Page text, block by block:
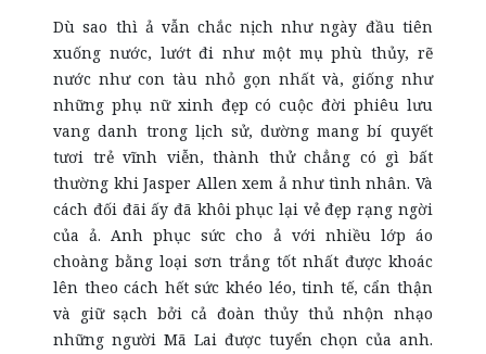
Dù sao thì ả vẫn chắc nịch như ngày đầu tiên
xuống nước, lướt đi như một mụ phù thủy, rẽ
nước như con tàu nhỏ gọn nhất và, giống như
những phụ nữ xinh đẹp có cuộc đời phiêu lưu
vang danh trong lịch sử, dường mang bí quyết
tươi trẻ vĩnh viễn, thành thử chẳng có gì bất
thường khi Jasper Allen xem ả như tình nhân. Và
cách đối đãi ấy đã khôi phục lại vẻ đẹp rạng ngời
của ả. Anh phục sức cho ả với nhiều lớp áo
choàng bằng loại sơn trắng tốt nhất được khoác
lên theo cách hết sức khéo léo, tinh tế, cẩn thận
và giữ sạch bởi cả đoàn thủy thủ nhộn nhạo
những người Mã Lai được tuyển chọn của anh.